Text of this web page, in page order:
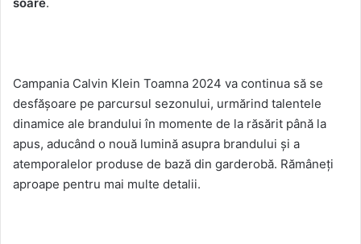
Campania Calvin Klein Toamna 2024 va continua să se
desfășoare pe parcursul sezonului, urmărind talentele
dinamice ale brandului în momente de la răsărit până la
apus, aducând o nouă lumină asupra brandului și a
atemporalelor produse de bază din garderobă. Rămâneți
aproape pentru mai multe detalii.